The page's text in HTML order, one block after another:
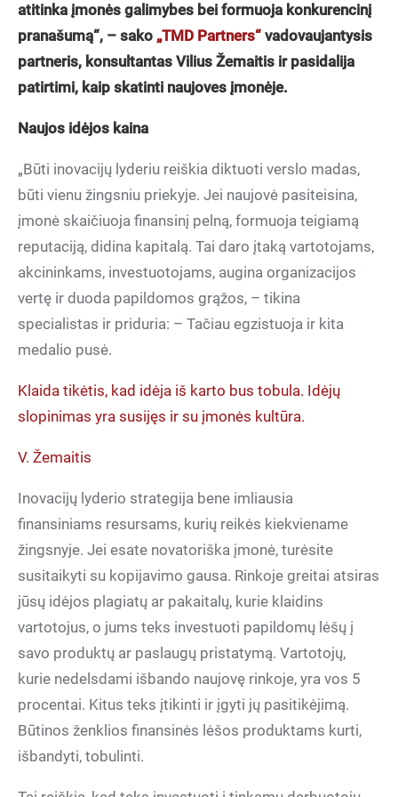
atitinka įmonės galimybes bei formuoja konkurencinį
pranašumą“, – sako „TMD Partners“ vadovaujantysis
partneris, konsultantas Vilius Žemaitis ir pasidalija
patirtimi, kaip skatinti naujoves įmonėje.
Naujos idėjos kaina
„Būti inovacijų lyderiu reiškia diktuoti verslo madas,
būti vienu žingsniu priekyje. Jei naujovė pasiteisina,
įmonė skaičiuoja finansinį pelną, formuoja teigiamą
reputaciją, didina kapitalą. Tai daro įtaką vartotojams,
akcininkams, investuotojams, augina organizacijos
vertę ir duoda papildomos grąžos, – tikina
specialistas ir priduria: – Tačiau egzistuoja ir kita
medalio pusė.
Klaida tikėtis, kad idėja iš karto bus tobula. Idėjų
slopinimas yra susijęs ir su įmonės kultūra.
V. Žemaitis
Inovacijų lyderio strategija bene imliausia
finansiniams resursams, kurių reikės kiekviename
žingsnyje. Jei esate novatoriška įmonė, turėsite
susitaikyti su kopijavimo gausa. Rinkoje greitai atsiras
jūsų idėjos plagiatų ar pakaitalų, kurie klaidins
vartotojus, o jums teks investuoti papildomų lėšų į
savo produktų ar paslaugų pristatymą. Vartotojų,
kurie nedelsdami išbando naujovę rinkoje, yra vos 5
procentai. Kitus teks įtikinti ir įgyti jų pasitikėjimą.
Būtinos ženklios finansinės lėšos produktams kurti,
išbandyti, tobulinti.